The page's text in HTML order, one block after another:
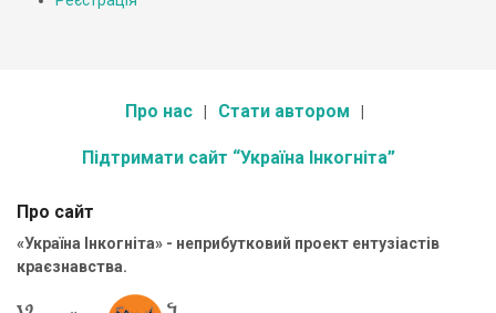
Про нас Стати автором
Підтримати сайт “Україна Інкогніта”
Про сайт
«Україна Інкогніта» - неприбутковий проект ентузіастів
краєзнавства.